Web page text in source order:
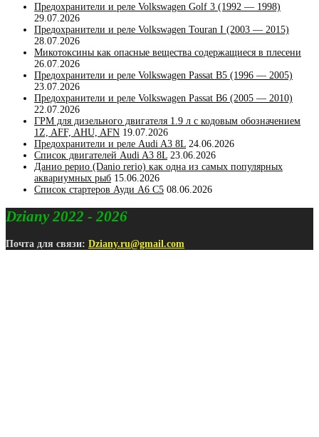
Предохранители и реле Volkswagen Golf 3 (1992 — 1998)
29.07.2026
Предохранители и реле Volkswagen Touran I (2003 — 2015)
28.07.2026
Микотоксины как опасные вещества содержащиеся в плесени
26.07.2026
Предохранители и реле Volkswagen Passat B5 (1996 — 2005)
23.07.2026
Предохранители и реле Volkswagen Passat B6 (2005 — 2010)
22.07.2026
ГРМ для дизельного двигателя 1.9 л с кодовым обозначением
1Z, AFF, AHU, AFN 19.07.2026
Предохранители и реле Audi A3 8L 24.06.2026
Список двигателей Audi A3 8L 23.06.2026
Данио рерио (Danio rerio) как одна из самых популярных
аквариумных рыб 15.06.2026
Список стартеров Ауди А6 С5 08.06.2026
Dziany 2022 - 2026
Почта для связи: Dziany.ru@gmail.com